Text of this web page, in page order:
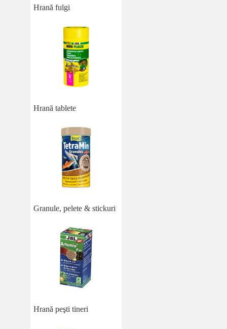
Hrană fulgi
Hrană tablete
Granule, pelete & stickuri
Hrană peşti tineri